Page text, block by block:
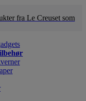
fra Le Creuset som